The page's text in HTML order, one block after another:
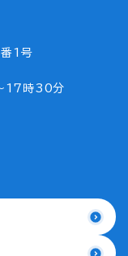
1号
17時30分